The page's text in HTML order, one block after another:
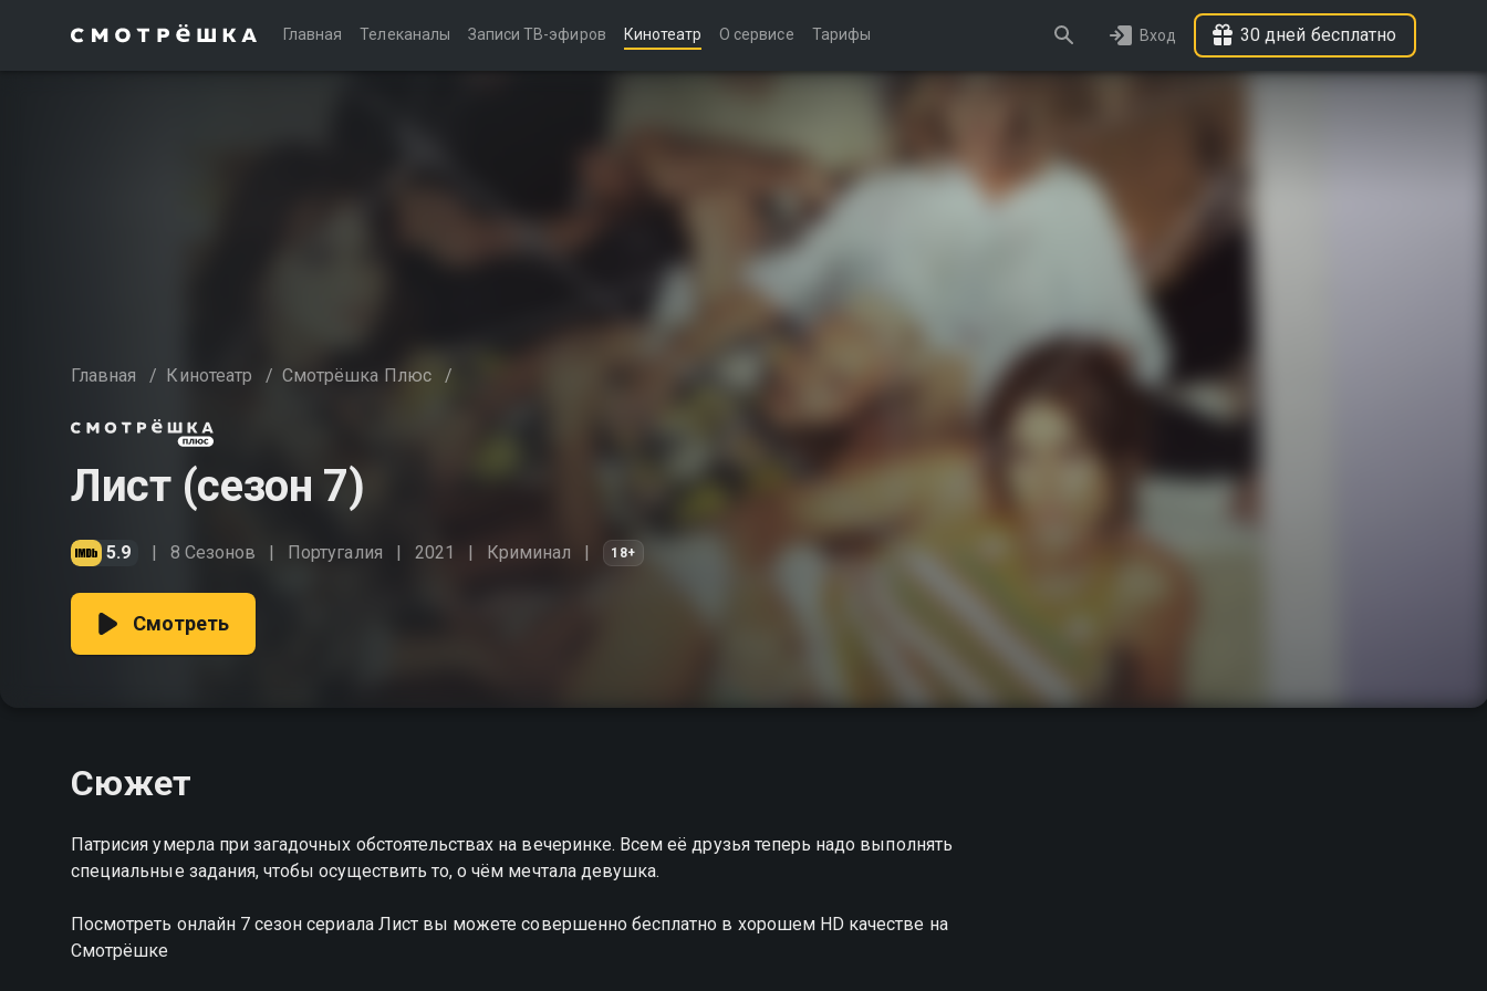
Главная Телеканалы Записи ТВ-эфиров Кинотеатр О сервисе Тарифы Вход 30 дней бесплатно
Главная / Кинотеатр / Смотрёшка Плюс /
Лист (сезон 7)
5.9 8 Сезонов Португалия 2021 Криминал 18+
Смотреть
Сюжет
Патриcия умерла при загадочных обстоятельствах на вечеринке. Всем её друзья теперь надо выполнять
специальные задания, чтобы осуществить то, о чём мечтала девушка.
Посмотреть онлайн 7 сезон сериала Лист вы можете совершенно бесплатно в хорошем HD качестве на
Смотрёшке